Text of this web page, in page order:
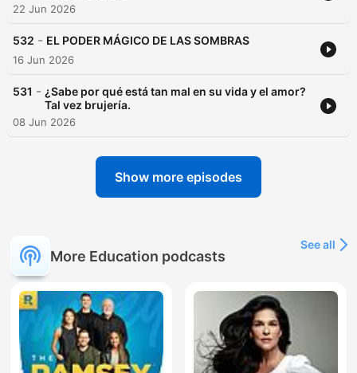
22 Jun 2026
532 - EL PODER MÁGICO DE LAS SOMBRAS
16 Jun 2026
531 - ¿Sabe por qué está tan mal en su vida y el amor?
Tal vez brujería.
08 Jun 2026
Show more episodes
More Education podcasts
See all